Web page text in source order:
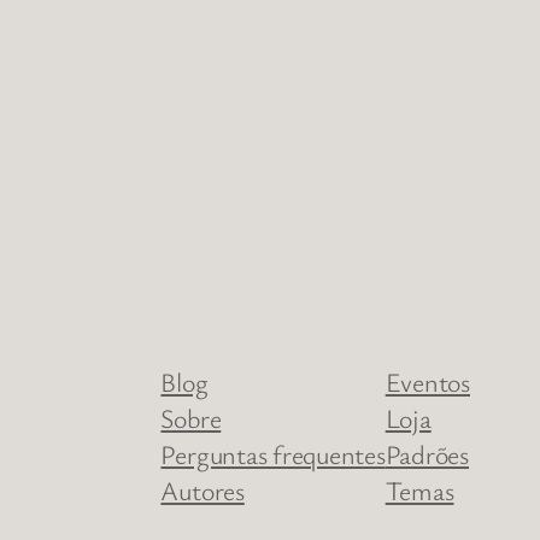
Blog
Sobre
Perguntas frequentes
Autores
Eventos
Loja
Padrões
Temas